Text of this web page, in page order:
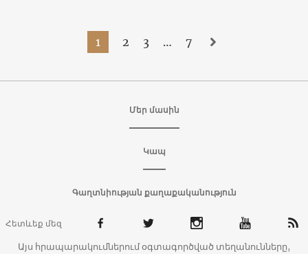
1 2 3 … 7
Մեր մասին
Կապ
Գաղտնիության քաղաքականություն
Հետևեք մեզ
Այս հրապարակումներում օգտագործված տեղանունները,